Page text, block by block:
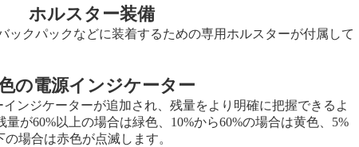
ホルスター装備
ックパックなどに装着するための専用ホルスターが付属して
の電源インジケーター
ンジケーターが追加され、残量をより明確に把握できるよ
が60%以上の場合は緑色、10%から60%の場合は黄色、5%
場合は赤色が点滅します。